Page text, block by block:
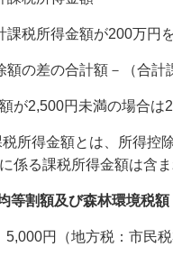
課税所得金額が200万円
額の差の合計額－（合
が2,500円未満の場合は
所得金額とは、所得控
係る課税所得金額は含ま
等割額及び森林環境税額
円（地方税：市民税